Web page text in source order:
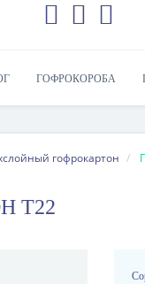
ГОФРОКОРОБА
гофрокартон
Т22